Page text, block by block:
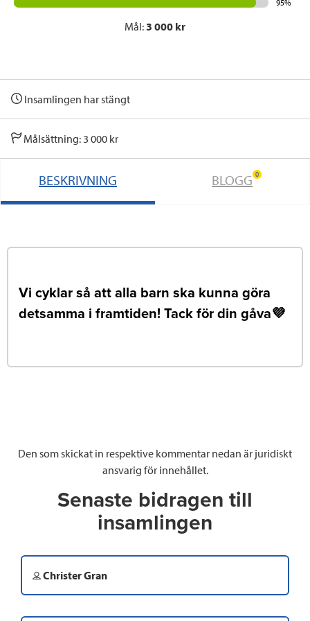
95%
Mål:3 000 kr
Insamlingen har stängt
Målsättning: 3 000 kr
BESKRIVNING BLOGG 0
Vi cyklar så att alla barn ska kunna göra
detsamma i framtiden! Tack för din gåva💜
Den som skickat in respektive kommentar nedan är juridiskt
ansvarig för innehållet.
Senaste bidragen till
insamlingen
Christer Gran